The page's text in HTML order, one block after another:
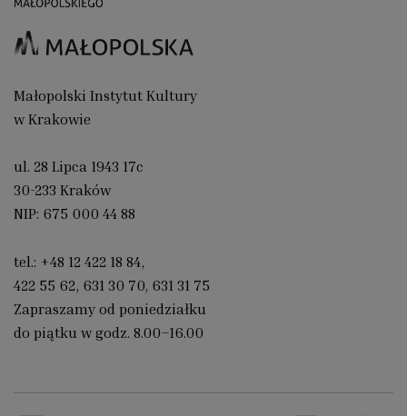
Małopolski Instytut Kultury
w Krakowie
ul. 28 Lipca 1943 17c
30-233 Kraków
NIP: 675 000 44 88
tel.: +48 12 422 18 84,
422 55 62, 631 30 70, 631 31 75
Zapraszamy od poniedziałku
do piątku w godz. 8.00–16.00